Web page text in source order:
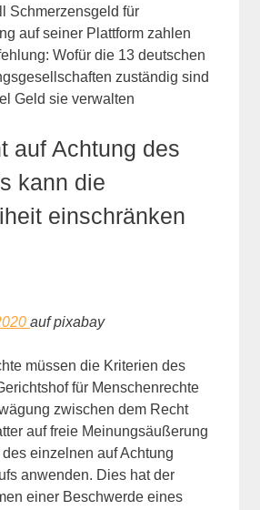
Schmerzensgeld für
auf seiner Plattform zahlen
Wofür die 13 deutschen
zuständig sind
Geld sie verwalten
auf Achtung des
kann die
einschränken
auf pixabay
müssen die Kriterien des
für Menschenrechte
zwischen dem Recht
auf freie Meinungsäußerung
einzelnen auf Achtung
anwenden. Dies hat der
einer Beschwerde eines